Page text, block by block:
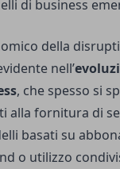
di business
della
nell’
, che spesso si
alla fornitura di
basati su
o utilizzo